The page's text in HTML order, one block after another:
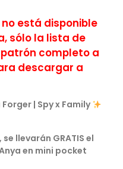
está disponible
sólo la lista de
completo a
descargar a
| Spy x Family
llevarán GRATIS el
en mini pocket